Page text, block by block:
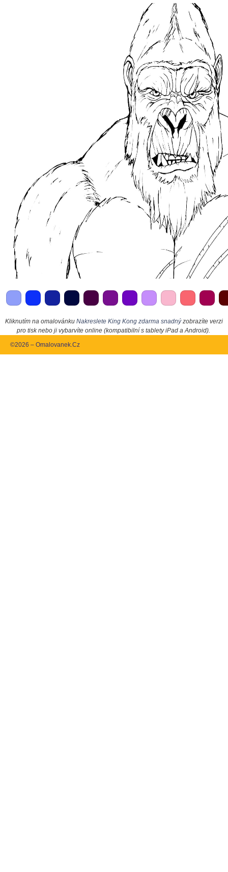
Kliknutím na omalovánku Nakreslete King Kong zdarma snadnýzobrazíte verzi
pro tisk nebo ji vybarvíte online (kompatibilní s tablety iPad a Android).
©2026 – Omalovanek.Cz